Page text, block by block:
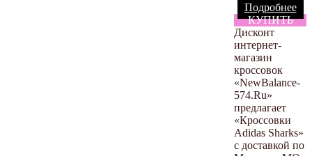
Подробнее
КУПИТЬ
Дисконт
интернет-
магазин
кроссовок
«NewBalance-
574.Ru»
предлагает
«Кроссовки
Adidas Sharks»
с доставкой по